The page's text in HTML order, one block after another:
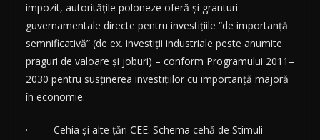
impozit, autoritățile poloneze oferă și granturi
guvernamentale directe pentru investițiile “de importanță
semnificativă” (de ex. investiții industriale peste anumite
praguri de valoare și joburi) – conform Programului 2011–
2030 pentru susținerea investițiilor cu importanță majoră
în economie.
· Cehia și alte țări CEE: Schema cehă de Stimuli